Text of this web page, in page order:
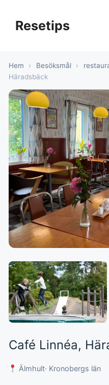
innehållResetips
Hem › Besöksmål ›
Häradsbäck
Café Linnéa,
Älmhult· Kronobergs län